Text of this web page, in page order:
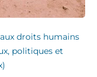
droits humains
politiques et